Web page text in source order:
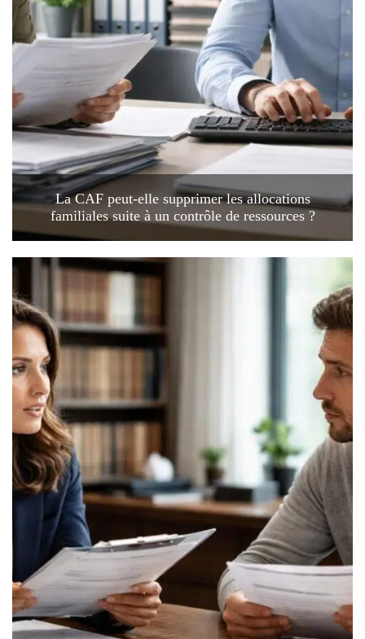
La CAF peut-elle supprimer les allocations
familiales suite à un contrôle de ressources ?